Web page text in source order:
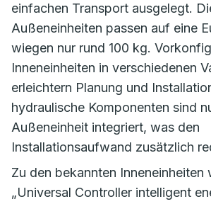
einfachen Transport ausgelegt.
Außeneinheiten passen auf eine
wiegen nur rund 100 kg.
Inneneinheiten in verschiedenen
erleichtern Planung und
hydraulische Komponenten sind
Außeneinheit integriert, was den
Installationsaufwand zusätzlich
Zu den bekannten Inneneinheiten
„Universal Controller intelligent